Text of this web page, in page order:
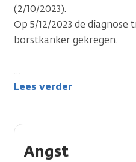
(2/10/2023).
Op 5/12/2023 de diagnose
borstkanker gekregen.
…
Lees verder
Angst